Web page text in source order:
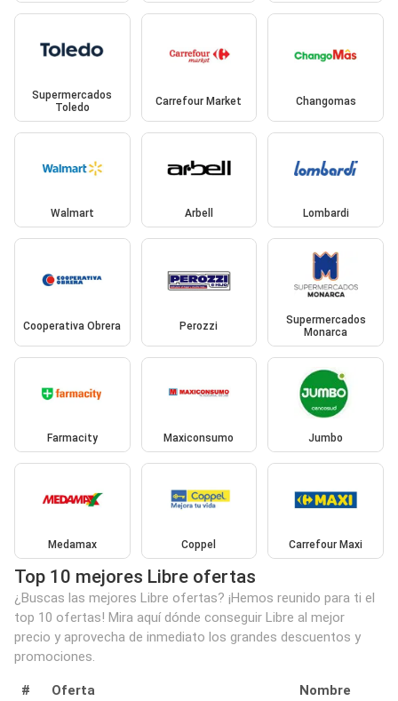
Supermercados
Toledo
Carrefour Market Changomas
Walmart Arbell Lombardi
Cooperativa Obrera Perozzi
Supermercados
Monarca
Farmacity Maxiconsumo Jumbo
Medamax Coppel Carrefour Maxi
Top 10 mejores Libre ofertas
¿Buscas las mejores Libre ofertas? ¡Hemos reunido para ti el
top 10 ofertas! Mira aquí dónde conseguir Libre al mejor
precio y aprovecha de inmediato los grandes descuentos y
promociones.
# Oferta Nombre